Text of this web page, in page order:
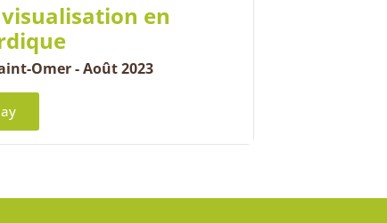
en
Omer - Août 2023